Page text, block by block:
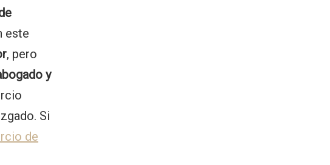
este
, pero
y
Si
de